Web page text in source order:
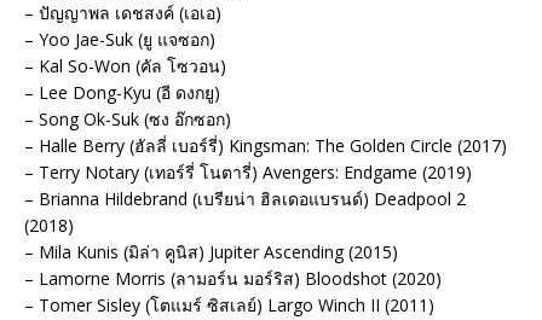
– ปัญญาพล เดชสงค์ (เอเอ)
– Yoo Jae-Suk (ยู แจซอก)
– Kal So-Won (คัล โซวอน)
– Lee Dong-Kyu (อี ดงกยู)
– Song Ok-Suk (ซง อ๊กซอก)
– Halle Berry (ฮัลลี่ เบอร์รี่) Kingsman: The Golden Circle (2017)
– Terry Notary (เทอร์รี่ โนตารี่) Avengers: Endgame (2019)
– Brianna Hildebrand (เบรียน่า ฮิลเดอแบรนด์) Deadpool 2
(2018)
– Mila Kunis (มิล่า คูนิส) Jupiter Ascending (2015)
– Lamorne Morris (ลามอร์น มอร์ริส) Bloodshot (2020)
– Tomer Sisley (โตแมร์ ซิสเลย์) Largo Winch II (2011)